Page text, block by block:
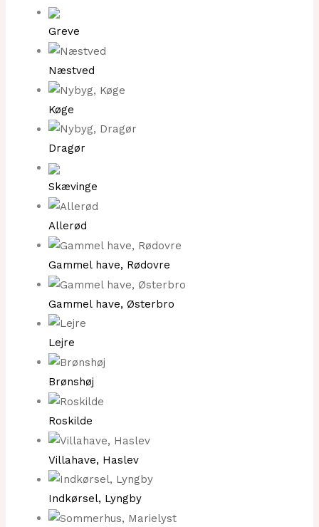
Greve
Næstved
Køge
Dragør
Skævinge
Allerød
Gammel have, Rødovre
Gammel have, Østerbro
Lejre
Brønshøj
Roskilde
Villahave, Haslev
Indkørsel, Lyngby